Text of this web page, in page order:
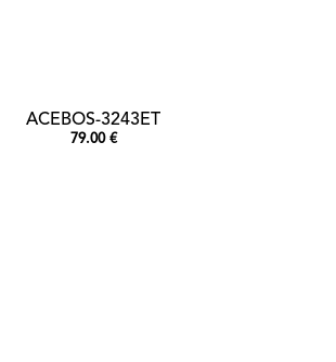
ACEBOS-3243ET
79.00 €